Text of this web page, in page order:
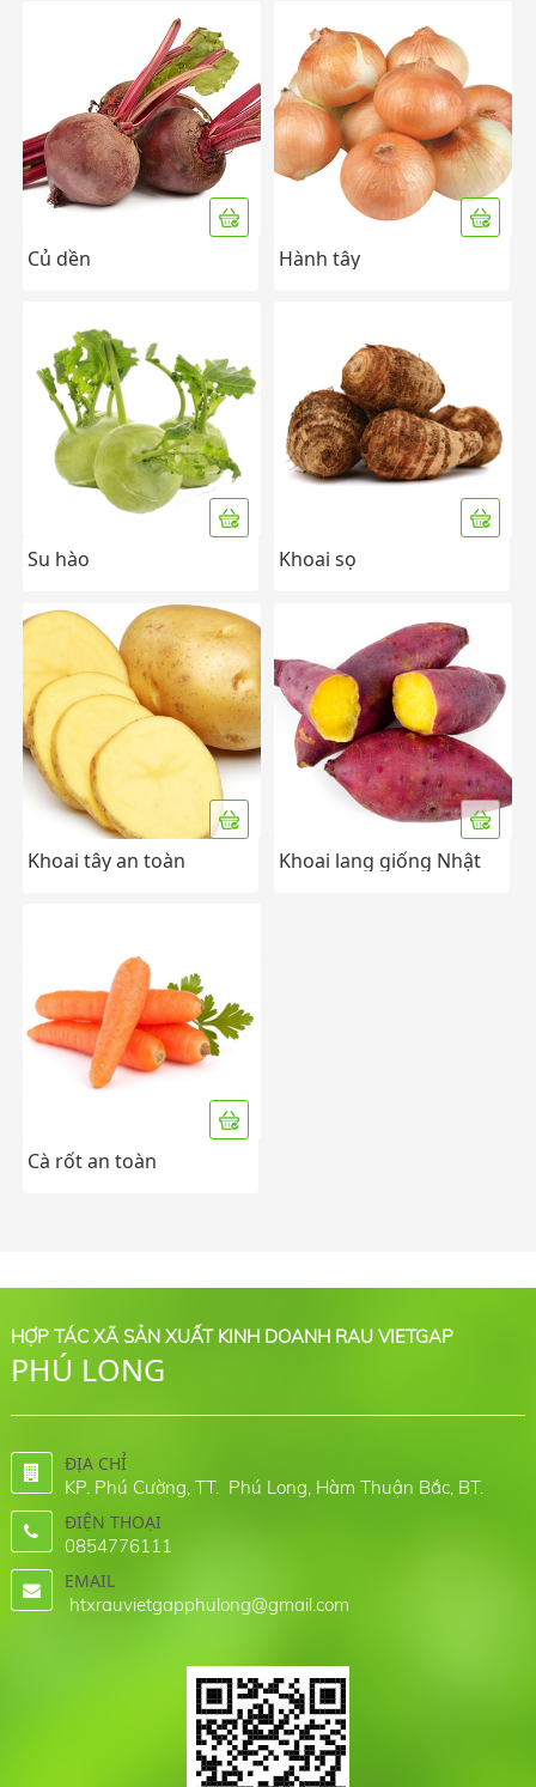
Củ dền Hành tây
Su hào Khoai sọ
Khoai tây an toàn Khoai lang giống Nhật
Cà rốt an toàn
HỢP TÁC XÃ SẢN XUẤT KINH DOANH RAU VIETGAP
PHÚ LONG
ĐỊA CHỈ
KP. Phú Cường, TT. Phú Long, Hàm Thuận Bắc, BT.
ĐIỆN THOẠI
0854776111
EMAIL
htxrauvietgapphulong@gmail.com